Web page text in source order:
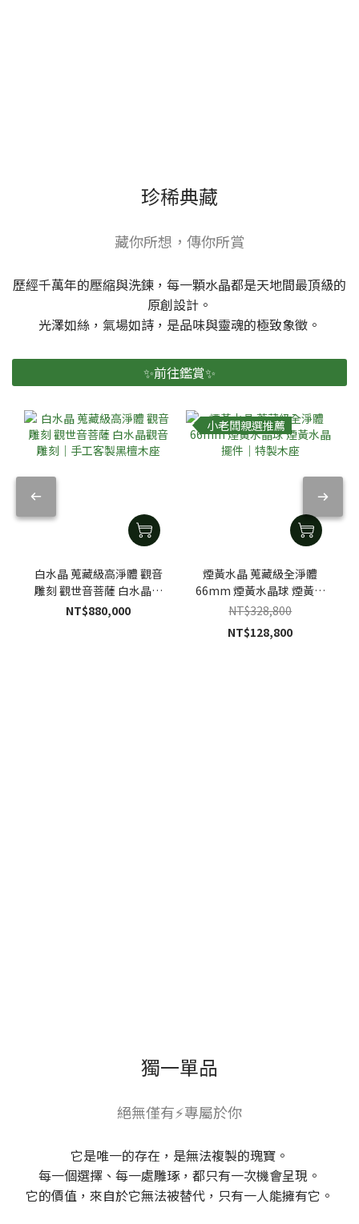
珍稀典藏
藏你所想，傳你所賞
歷經千萬年的壓縮與洗鍊，每一顆水晶都是天地間最頂級的
原創設計。
光澤如絲，氣場如詩，是品味與靈魂的極致象徵。
✨前往鑑賞✨
白水晶 蒐藏級高淨體 觀音
雕刻 觀世音菩薩 白水晶觀
音雕刻｜手工客製黑檀木座
NT$880,000
小老闆親選推薦
煙黃水晶 蒐藏級全淨體
66mm 煙黃水晶球 煙黃水
晶擺件｜特製木座
NT$328,800
NT$128,800
獨一單品
絕無僅有⚡專屬於你
它是唯一的存在，是無法複製的瑰寶。
每一個選擇、每一處雕琢，都只有一次機會呈現。
它的價值，來自於它無法被替代，只有一人能擁有它。